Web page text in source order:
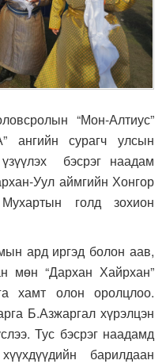
“Мон-Алтиус”
ангийн сурагч улсын
бэсрэг наадам
Уул аймгийн Хонгор
голд зохион
ард иргэд болон аав,
мөн “Дархан Хайрхан”
хамт олон оролцлоо.
Б.Азжаргал хүрэлцэн
Тус бэсрэг наадамд
барилдаан